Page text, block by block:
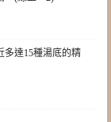
多達15種湯底的精